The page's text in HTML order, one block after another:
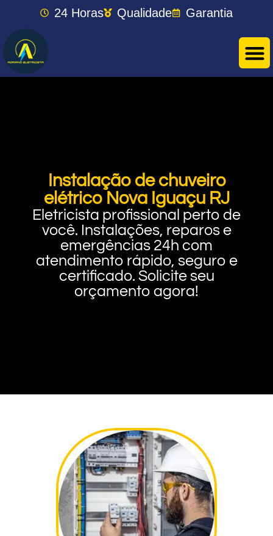
24 Horas Qualidade Garantia
Instalação de chuveiro
elétrico Nova Iguaçu RJ
Eletricista profissional perto de
você. Instalações, reparos e
emergências 24h com
atendimento rápido, seguro e
certificado. Solicite seu
orçamento agora!